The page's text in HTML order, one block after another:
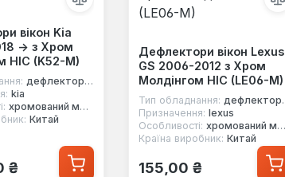
вікон Kia
-> з Хром
HIC (K52-M)
дефлектори вікон
kia
хромований молдинг
Китай
₴
Дефлектори вікон Lexus
GS 2006-2012 з Хром
Молдінгом HIC (LE06-M)
Тип обладнання: дефлектори вікон
Призначення: lexus
Особливості: хромований молдинг
Країна виробник: Китай
Звичайна ціна:
155,00 ₴